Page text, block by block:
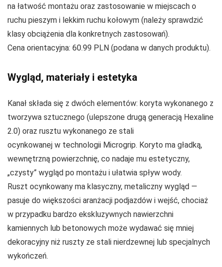
na łatwość montażu oraz zastosowanie w miejscach o
ruchu pieszym i lekkim ruchu kołowym (należy sprawdzić
klasy obciążenia dla konkretnych zastosowań).
Cena orientacyjna: 60.99 PLN (podana w danych produktu).
Wygląd, materiały i estetyka
Kanał składa się z dwóch elementów: koryta wykonanego z
tworzywa sztucznego (ulepszone drugą generacją Hexaline
2.0) oraz rusztu wykonanego ze stali
ocynkowanej w technologii Microgrip. Koryto ma gładką,
wewnętrzną powierzchnię, co nadaje mu estetyczny,
„czysty” wygląd po montażu i ułatwia spływ wody.
Ruszt ocynkowany ma klasyczny, metaliczny wygląd —
pasuje do większości aranżacji podjazdów i wejść, chociaż
w przypadku bardzo ekskluzywnych nawierzchni
kamiennych lub betonowych może wydawać się mniej
dekoracyjny niż ruszty ze stali nierdzewnej lub specjalnych
wykończeń.